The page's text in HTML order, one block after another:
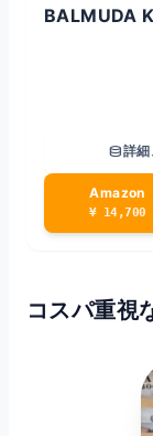
BALMUDA
database詳細
Amazon
¥ 14,700
コスパ重視